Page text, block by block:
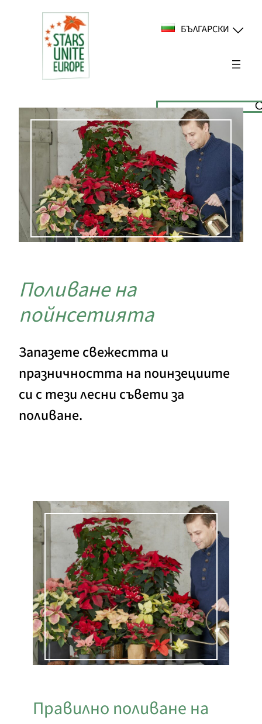
съдържанието
БЪЛГАРСКИ
Suchen
Поливане на
пойнсетията
Запазете свежестта и
празничността на поинзециите
си с тези лесни съвети за
поливане.
Правилно поливане на